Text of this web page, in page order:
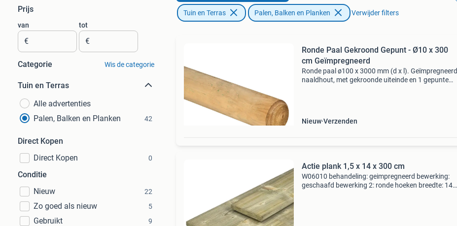
Prijs
van
€
tot
€
Categorie Wis de categorie
Tuin en Terras
Alle advertenties
Palen, Balken en Planken
42
Direct Kopen
Direct Kopen
0
Conditie
Nieuw
22
Zo goed als nieuw 5
Gebruikt 9
Tuin en Terras Palen, Balken en Planken Verwijder filters
Ronde Paal Gekroond Gepunt - Ø10 x 300
cm Geïmpregneerd
Ronde paal ø100 x 3000 mm (d x l). Geïmpregneerd
naaldhout, met gekroonde uiteinde en 1 gepunte
Nieuw Verzenden
Actie plank 1,5 x 14 x 300 cm
W06010 behandeling: geimpregneerd bewerking:
geschaafd bewerking 2: ronde hoeken breedte: 140